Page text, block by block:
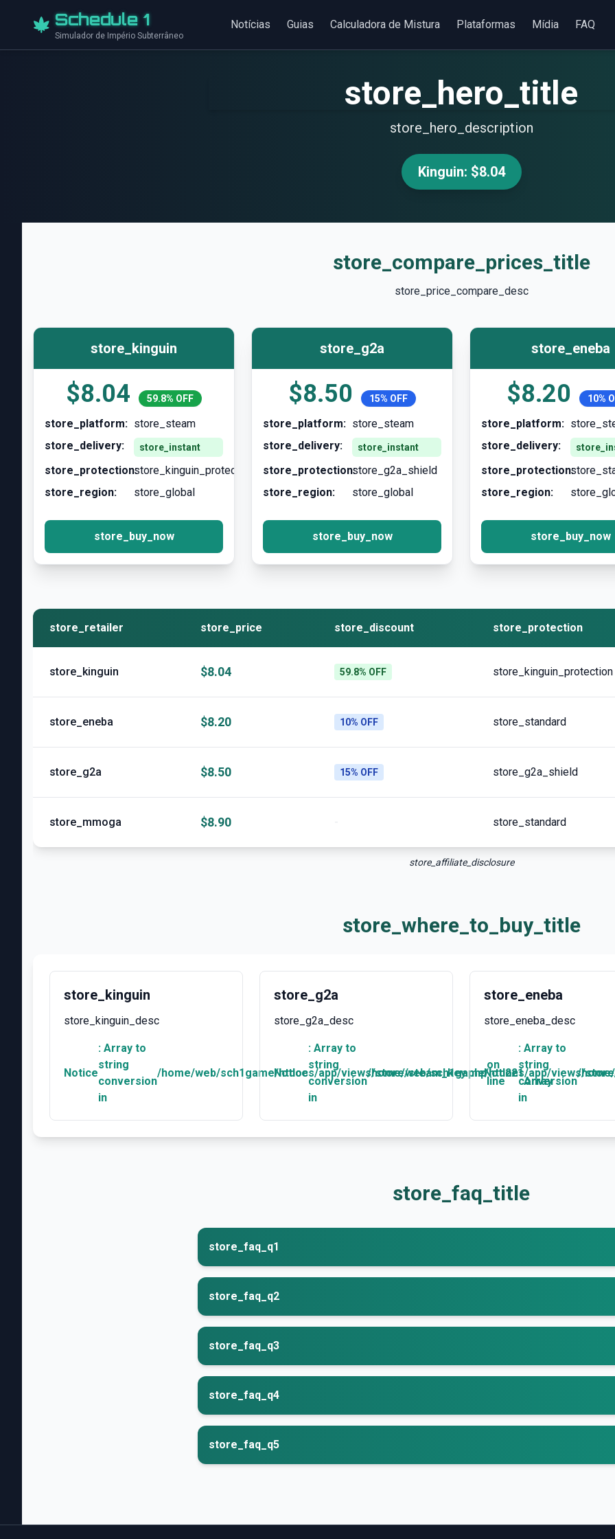
Schedule 1
Simulador de Império Subterrâneo
Notícias Guias Calculadora de Mistura Plataformas Mídia FAQ
store_hero_title
store_hero_description
Kinguin: $8.04
store_compare_prices_title
store_price_compare_desc
store_kinguin
$8.04 59.8% OFF
store_platform: store_steam
store_delivery:
store_instant
store_protection:store_kinguin_protection
store_region:
store_global
store_buy_now
store_g2a
$8.50 15% OFF
store_platform: store_steam
store_delivery:
store_instant
store_protection:store_g2a_shield
store_region:
store_global
store_buy_now
store_eneba
$8.20 10%
store_platform:
store_delivery:
store_protection:
store_region:
store_buy_now
store_retailer store_price store_discount store_protection
store_kinguin $8.04 59.8% OFF store_kinguin_protection
store_eneba $8.20 10% OFF store_standard
store_g2a $8.50 15% OFF store_g2a_shield
store_mmoga $8.90 - store_standard
store_affiliate_disclosure
store_where_to_buy_title
store_kinguin
store_kinguin_desc
Notice
: Array to
string
conversion
in
/home/web/sch1game/htdocs/app/views/store/steam_key.php
on
line
221
Array
store_g2a
store_g2a_desc
Notice
: Array to
string
conversion
in
/home/web/sch1game/htdocs/app/views/
store_eneba
store_eneba_desc
Notice
: Array to
string
conversion
in
/
store_faq_title
store_faq_q1
store_faq_q2
store_faq_q3
store_faq_q4
store_faq_q5